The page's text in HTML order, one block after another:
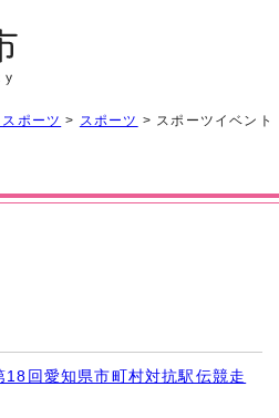
ポーツ > スポーツ > スポーツイベント
回愛知県市町村対抗駅伝競走